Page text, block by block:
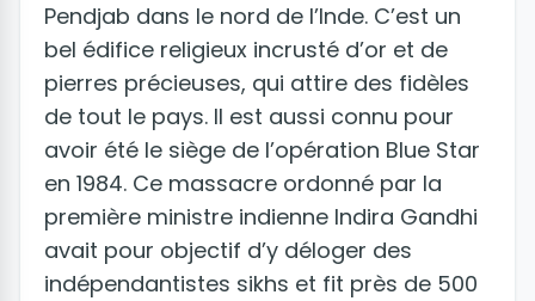
Pendjab dans le nord de l’Inde. C’est un
bel édifice religieux incrusté d’or et de
pierres précieuses, qui attire des fidèles
de tout le pays. Il est aussi connu pour
avoir été le siège de l’opération Blue Star
en 1984. Ce massacre ordonné par la
première ministre indienne Indira Gandhi
avait pour objectif d’y déloger des
indépendantistes sikhs et fit près de 500